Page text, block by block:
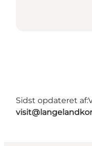
Sidst opdateret af: